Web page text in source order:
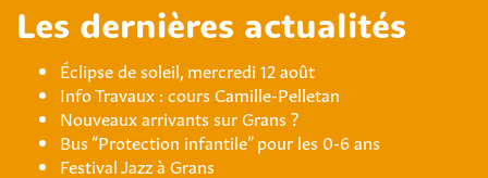
Les dernières actualités
Éclipse de soleil, mercredi 12 août
Info Travaux : cours Camille-Pelletan
Nouveaux arrivants sur Grans ?
Bus “Protection infantile” pour les 0-6 ans
Festival Jazz à Grans